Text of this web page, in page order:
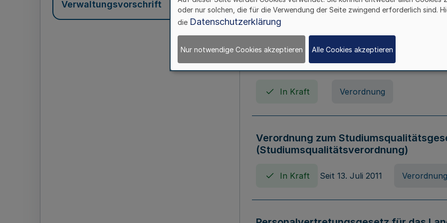
Verwaltungsvorschrift In Kraft Seit 01. April 2008 Gesetz
Verordnung über Beihilfen in Geburts-
Todesfällen (Beihilfenverordnung NRW
In Kraft Verordnung
Verordnung zum
(Studiumsqualitätsverordnung)
In Kraft Seit 13. Juli 2011 Verordnung
oder nur solchen, die für die Verwendung der Seite zwingend erforderlich sind.
die Datenschutzerklärung
Nur notwendige Cookies akzeptieren Alle Cookies akzeptieren